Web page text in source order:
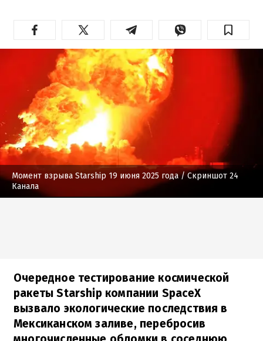
Момент взрыва Starship 19 июня 2025 года/ Скриншот 24
Канала
Очередное тестирование космической
ракеты Starship компании SpaceX
вызвало экологические последствия в
Мексиканском заливе, перебросив